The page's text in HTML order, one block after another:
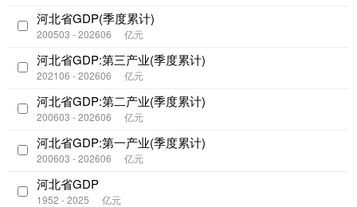
河北省GDP(季度累计)
200503 - 202606 亿元
河北省GDP:第三产业(季度累计)
202106 - 202606 亿元
河北省GDP:第二产业(季度累计)
200603 - 202606 亿元
河北省GDP:第一产业(季度累计)
200603 - 202606 亿元
河北省GDP
1952 - 2025 亿元